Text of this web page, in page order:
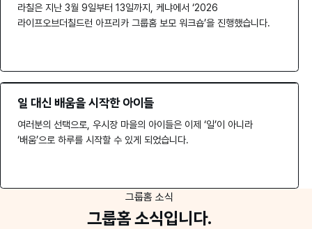
라칠은 지난 3월 9일부터 13일까지, 케냐에서 ‘2026
라이프오브더칠드런 아프리카 그룹홈 보모 워크숍’을 진행했습니다.
일 대신 배움을 시작한 아이들
여러분의 선택으로, 우시장 마을의 아이들은 이제 ‘일’이 아니라
‘배움’으로 하루를 시작할 수 있게 되었습니다.
그룹홈 소식
그룹홈 소식입니다.